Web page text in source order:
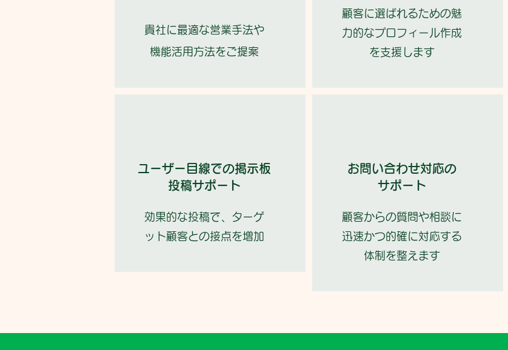
貴社に最適な営業手法や
機能活用方法をご提案
ユーザー目線での掲示板
投稿サポート
効果的な投稿で、ターゲ
ット顧客との接点を増加
顧客に選ばれるための魅
力的なプロフィール作成
を支援します
お問い合わせ対応の
サポート
顧客からの質問や相談に
迅速かつ的確に対応する
体制を整えます